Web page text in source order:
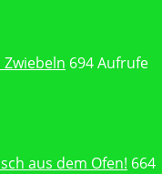
694 Aufrufe
aus dem Ofen! 664